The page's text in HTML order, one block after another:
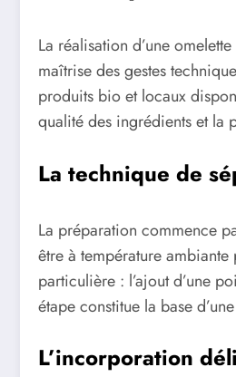
La réalisation d’une
maîtrise des gestes
produits bio et locaux
qualité des ingrédients et la
La technique de
La préparation commence
être à température
particulière : l’ajout d’une
étape constitue la base
L’incorporation